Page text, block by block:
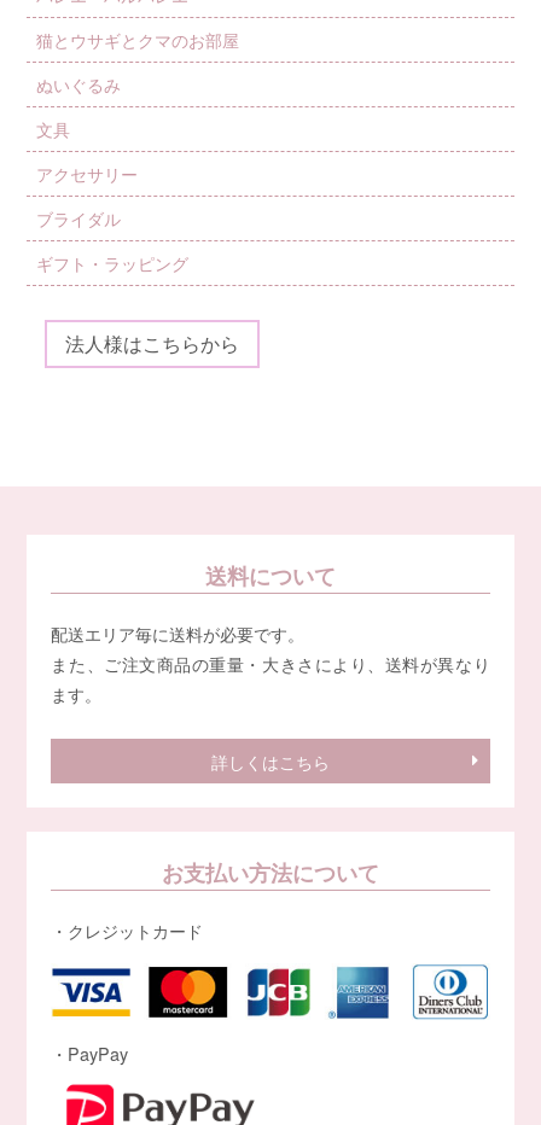
猫とウサギとクマのお部屋
ぬいぐるみ
文具
アクセサリー
ブライダル
ギフト・ラッピング
法人様はこちらから
送料について
配送エリア毎に送料が必要です。
また、ご注文商品の重量・大きさにより、送料が異なり
ます。
詳しくはこちら
お支払い方法について
・クレジットカード
・PayPay